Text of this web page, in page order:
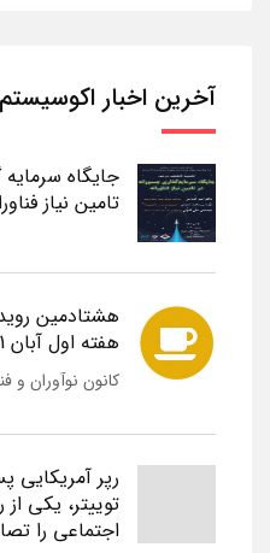
آخرین اخبار اکوسیستم
جایگاه
تامین نیاز
هشتادمین
هفته اول آبان 1401 برگزار می شود
کانون نوآوران و
رپر
توییتر، یکی
اجتماعی را